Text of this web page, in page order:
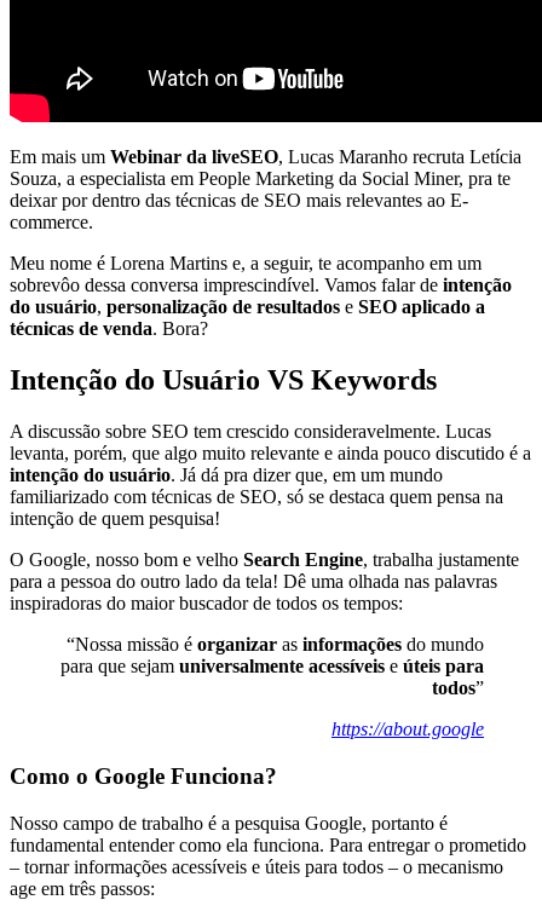
Em mais um Webinar da liveSEO, Lucas Maranho recruta Letícia
Souza, a especialista em People Marketing da Social Miner, pra te
deixar por dentro das técnicas de SEO mais relevantes ao E-
commerce.
Meu nome é Lorena Martins e, a seguir, te acompanho em um
sobrevôo dessa conversa imprescindível. Vamos falar de intenção
do usuário, personalização de resultados e SEO aplicado a
técnicas de venda. Bora?
Intenção do Usuário VS Keywords
A discussão sobre SEO tem crescido consideravelmente. Lucas
levanta, porém, que algo muito relevante e ainda pouco discutido é a
intenção do usuário. Já dá pra dizer que, em um mundo
familiarizado com técnicas de SEO, só se destaca quem pensa na
intenção de quem pesquisa!
O Google, nosso bom e velho Search Engine, trabalha justamente
para a pessoa do outro lado da tela! Dê uma olhada nas palavras
inspiradoras do maior buscador de todos os tempos:
“Nossa missão é organizar as informações do mundo
para que sejam universalmente acessíveis e úteis para
todos”
https://about.google
Como o Google Funciona?
Nosso campo de trabalho é a pesquisa Google, portanto é
fundamental entender como ela funciona. Para entregar o prometido
– tornar informações acessíveis e úteis para todos – o mecanismo
age em três passos: